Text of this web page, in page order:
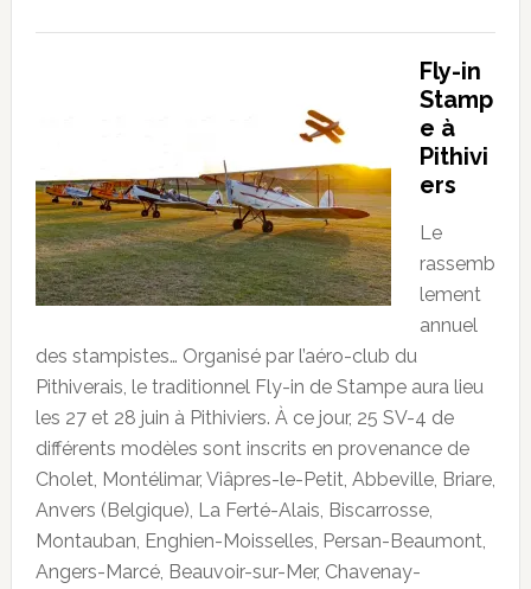
Fly-in
Stamp
e à
Pithivi
ers
Le
rassemb
lement
annuel
des stampistes… Organisé par l’aéro-club du
Pithiverais, le traditionnel Fly-in de Stampe aura lieu
les 27 et 28 juin à Pithiviers. À ce jour, 25 SV-4 de
différents modèles sont inscrits en provenance de
Cholet, Montélimar, Viâpres-le-Petit, Abbeville, Briare,
Anvers (Belgique), La Ferté-Alais, Biscarrosse,
Montauban, Enghien-Moisselles, Persan-Beaumont,
Angers-Marcé, Beauvoir-sur-Mer, Chavenay-